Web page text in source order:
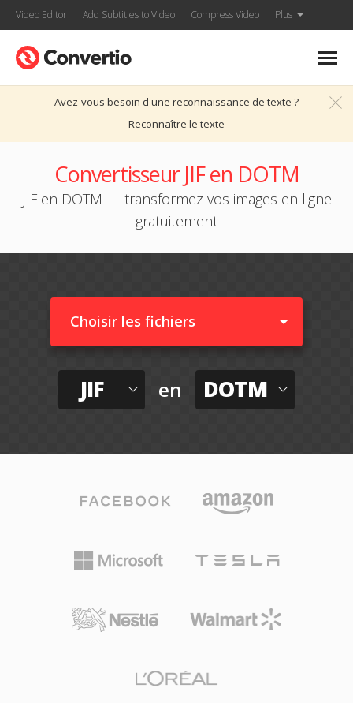
Video Editor Add Subtitles to Video Compress Video Plus
Avez-vous besoin d'une reconnaissance de texte ?
Reconnaître le texte
Convertisseur JIF en DOTM
JIF en DOTM — transformez vos images en ligne
gratuitement
Choisir les fichiers
JIF en DOTM